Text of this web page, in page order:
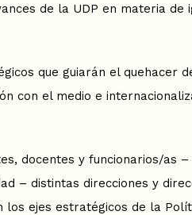
de la UDP en materia de
que guiarán el quehacer
con el medio e
docentes y funcionarios/as
– distintas direcciones y
ejes estratégicos de la